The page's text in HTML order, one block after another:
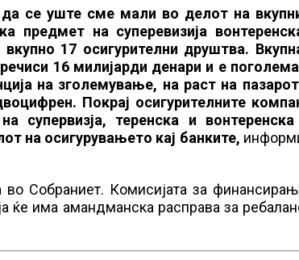
се уште сме мали во делот на
предмет на суперевизија
17 осигурителни друштва.
16 милијарди денари и е
на зголемување, на раст на
Покрај осигурителните
супервизја, теренска и
на осигурувањето кај банките,
Собраниет. Комисијата за
ќе има амандманска расправа за